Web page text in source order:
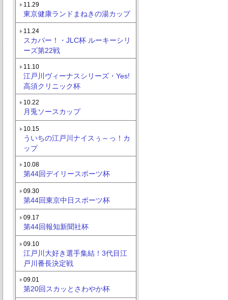
11.29
東京健康ランドまねきの湯カップ
11.24
スカパー！・JLC杯 ルーキーシリ
ーズ第22戦
11.10
江戸川ヴィーナスシリーズ・Yes!
高須クリニック杯
10.22
月兎ソースカップ
10.15
ういちの江戸川ナイスぅ～っ！カ
ップ
10.08
第44回デイリースポーツ杯
09.30
第44回東京中日スポーツ杯
09.17
第44回報知新聞社杯
09.10
江戸川大好き選手集結！3代目江
戸川番長決定戦
09.01
第20回スカッとさわやか杯